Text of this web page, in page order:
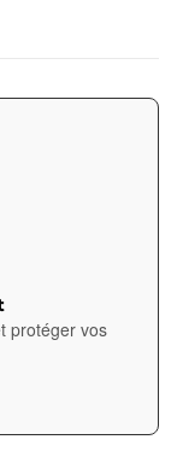
protéger vos